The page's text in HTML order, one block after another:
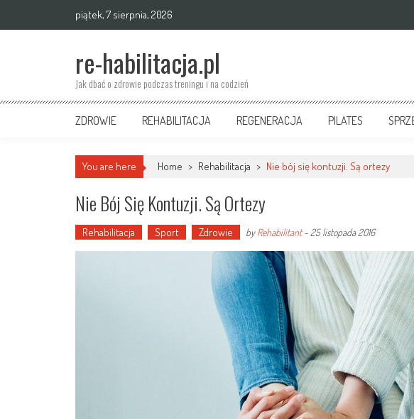
piątek, 7 sierpnia, 2026
re-habilitacja.pl
Jak dbać o zdrowie podczas treningu i na codzień
ZDROWIE REHABILITACJA REGENERACJA PILATES
You are here Home > Rehabilitacja > Nie bój się kontuzji. Są ortezy
Nie Bój Się Kontuzji. Są Ortezy
Rehabilitacja Sport Zdrowie byRehabilitant- 25 listopada 2016